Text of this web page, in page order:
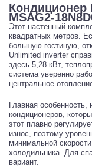
Кондиционер
MSAG2-
Этот настенный
квадратных метров.
большую гостиную,
Unlimited inverter
здесь 5,28 кВт,
система уверенно
центральное
Главная
кондиционеров,
этот плавно
износ, поэтому
минимальной
холодильника. Для
вариант.